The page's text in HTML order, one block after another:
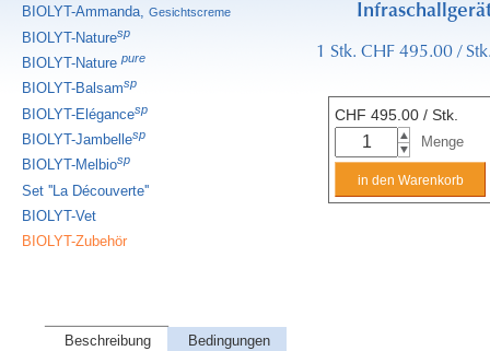
BIOLYT-Ammanda, Gesichtscreme
BIOLYT-Naturesp
BIOLYT-Naturepure
BIOLYT-Balsamsp
BIOLYT-Elégancesp
BIOLYT-Jambellesp
BIOLYT-Melbiosp
Set ''La Découverte''
BIOLYT-Vet
BIOLYT-Zubehör
1 Stk. CHF 495.00 /
CHF 495.00 / Stk.
Menge
Beschreibung Bedingungen